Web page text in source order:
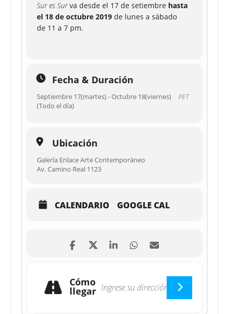
Sur es Surva desde el 17 de setiembre hasta
el 18 de octubre 2019 de lunes a sábado
de 11 a 7 pm.
Fecha & Duración
Septiembre 17(martes) - Octubre 18(viernes)
(Todo el día)
PET
Ubicación
Galería Enlace Arte Contemporáneo
Av. Camino Real 1123
CALENDARIO GOOGLE CAL
Cómo
llegar